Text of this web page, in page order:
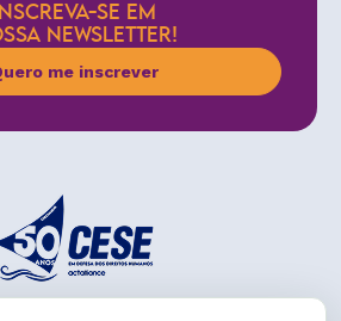
INSCREVA-SE EM
NEWSLETTER!
me inscrever